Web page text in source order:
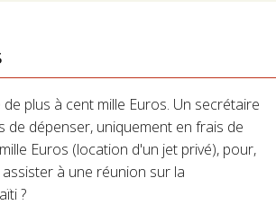
plus à cent mille Euros. Un secrétaire
de dépenser, uniquement en frais de
Euros (location d'un jet privé), pour,
à une réunion sur la
?